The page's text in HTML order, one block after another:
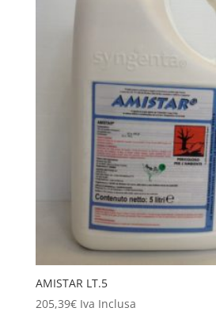
AMISTAR LT.5
205,39€ Iva Inclusa